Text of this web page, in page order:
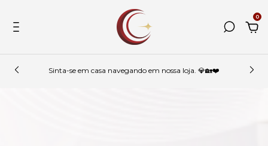
0
Sinta-se em casa navegando em nossa loja. 💎🏡❤️